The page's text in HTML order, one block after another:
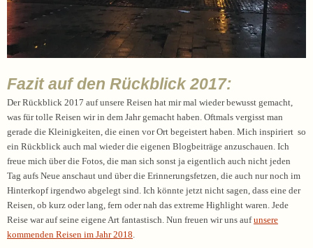
Fazit auf den Rückblick 2017:
Der Rückblick 2017 auf unsere Reisen hat mir mal wieder bewusst gemacht,
was für tolle Reisen wir in dem Jahr gemacht haben. Oftmals vergisst man
gerade die Kleinigkeiten, die einen vor Ort begeistert haben. Mich inspiriert so
ein Rückblick auch mal wieder die eigenen Blogbeiträge anzuschauen. Ich
freue mich über die Fotos, die man sich sonst ja eigentlich auch nicht jeden
Tag aufs Neue anschaut und über die Erinnerungsfetzen, die auch nur noch im
Hinterkopf irgendwo abgelegt sind. Ich könnte jetzt nicht sagen, dass eine der
Reisen, ob kurz oder lang, fern oder nah das extreme Highlight waren. Jede
Reise war auf seine eigene Art fantastisch. Nun freuen wir uns aufunsere
kommenden Reisen im Jahr 2018